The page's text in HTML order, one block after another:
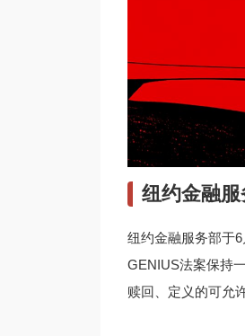
纽约金融
纽约金融服务部于
GENIUS法案保持
赎回、定义的可允